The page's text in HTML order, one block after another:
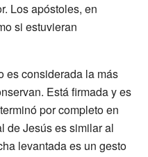
Los apóstoles, en
si estuvieran
es considerada la más
Está firmada y es
por completo en
de Jesús es similar al
levantada es un gesto